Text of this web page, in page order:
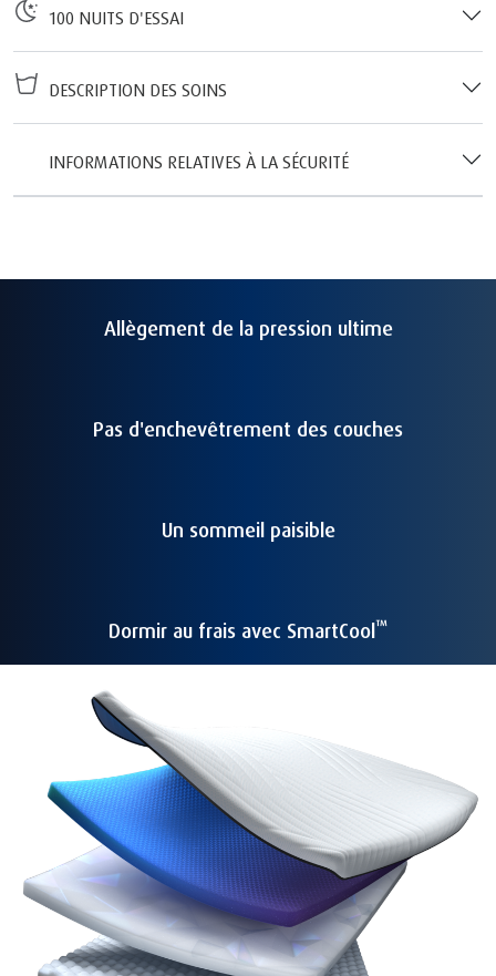
100 NUITS D'ESSAI
DESCRIPTION DES SOINS
INFORMATIONS RELATIVES À LA SÉCURITÉ
Allègement de la pression ultime
Pas d'enchevêtrement des couches
Un sommeil paisible
Dormir au frais avec SmartCool™